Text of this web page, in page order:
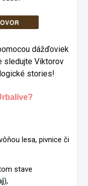
dážďoviek
sledujte Viktorov
stories!
lesa, pivnice či
stave
),